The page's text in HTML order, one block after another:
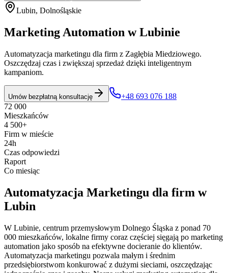
Lubin, Dolnośląskie
Marketing Automation w Lubinie
Automatyzacja marketingu dla firm z Zagłębia Miedziowego.
Oszczędzaj czas i zwiększaj sprzedaż dzięki inteligentnym
kampaniom.
Umów bezpłatną konsultację
+48 693 076 188
72 000
Mieszkańców
4 500+
Firm w mieście
24h
Czas odpowiedzi
Raport
Co miesiąc
Automatyzacja Marketingu dla firm w
Lubin
W Lubinie, centrum przemysłowym Dolnego Śląska z ponad 70
000 mieszkańców, lokalne firmy coraz częściej sięgają po marketing
automation jako sposób na efektywne docieranie do klientów.
Automatyzacja marketingu pozwala małym i średnim
przedsiębiorstwom konkurować z dużymi sieciami, oszczędzając